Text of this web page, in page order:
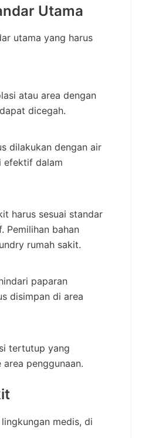
Utama
utama yang harus
atau area dengan
dicegah.
dilakukan dengan air
efektif dalam
harus sesuai standar
Pemilihan bahan
rumah sakit.
paparan
disimpan di area
tertutup yang
penggunaan.
medis, di